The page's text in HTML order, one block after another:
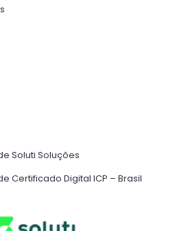
Soluti Soluções
Certificado Digital ICP – Brasil